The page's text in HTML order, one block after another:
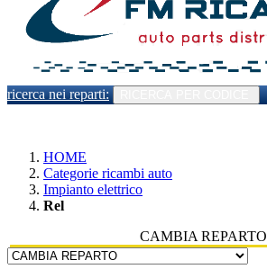
ricerca nei reparti:
HOME
Categorie ricambi auto
Impianto elettrico
Rel
CAMBIA REPARTO